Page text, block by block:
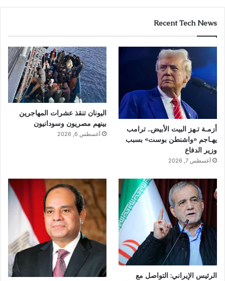
Recent Tech News
أزمـة تـهز البيت الأبيض.. ترامب
يهـاجم «واشنطن بوست» بسبب
وزير الدفاع
أغسطس 7, 2026
اليونان تنقذ عشرات المهاجرين
بينهم مصريون وسودانيون
أغسطس 6, 2026
الرئيس الإيراني: التواصل مع